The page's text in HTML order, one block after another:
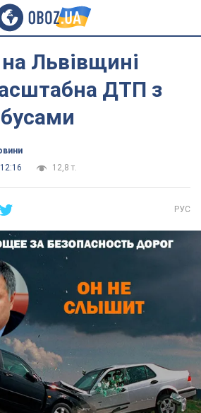
Львівщині
ДТП з
12,8 т.
РУС